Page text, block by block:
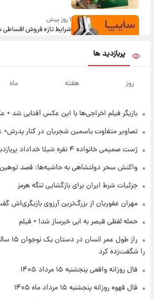
۱ روز پیش
شرایط تازه فروش اقساطی
قیمت سکه و طلا فردا
۱۷ ساعت پیش
فال قهوه روزانه پنجشنبه ۱۵ مرداد ماه ۱۴۰۵
۱۹ ساعت پیش
فال روزانه واقعی پنجشنبه ۱۵ مرداد ۱۴۰۵
+ جدول
پربازدید ها
روز هفته ماه
بازیگر فیلم اخراجی‌ها با این عکس آفتابی شد
تصاویر متفاوت یاسمین شجریان در کنار
ژست صمیمی خانواده ۴ نفره شیلا خداداد پربازدید شد + عکس
واکنش سحر دولتشاهی به حاشیه‌ها: قصد توهین
جزئیات شرط ایران برای بازگشایی تنگه هرمز
مهران غفوریان از بزرگ‌ترین آرزوی بازیگری‌اش
حمله لفظی قیصر به ابی خبرساز شد! + فیلم
راز
را شگفت‌زده کرد
فال روزانه واقعی پنجشنبه ۱۵ مرداد ۱۴۰۵
فال قهوه روزانه پنجشنبه ۱۵ مرداد ماه ۱۴۰۵